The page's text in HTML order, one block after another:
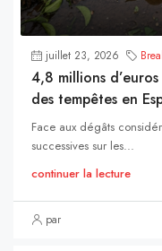
juillet 23, 2026
4,8 millions
des tempêtes en
Face aux dégâts
successives sur les...
continuer la lecture
par